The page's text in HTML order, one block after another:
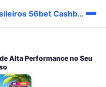
⭐ 56bet Fácil Para Brasileiros 56bet Cashback Promo App
Alta Performance no Seu